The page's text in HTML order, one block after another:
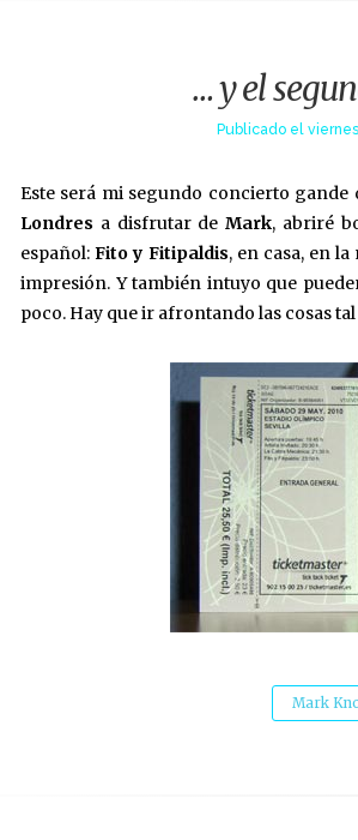
… y el
Publicado el
Este será mi segundo concierto
Londres a disfrutar de Mark, abriré
español:Fito y Fitipaldis, en casa, en
impresión. Y también intuyo que
poco. Hay que ir afrontando las cosas
Mark